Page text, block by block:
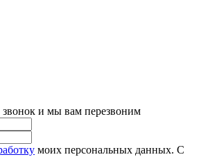
и мы вам перезвоним
моих персональных данных. С